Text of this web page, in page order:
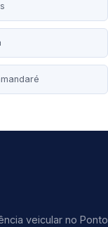
veicular no Ponto